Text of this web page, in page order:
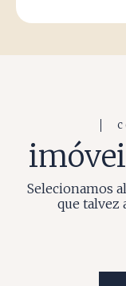
Selecionamos
que talvez